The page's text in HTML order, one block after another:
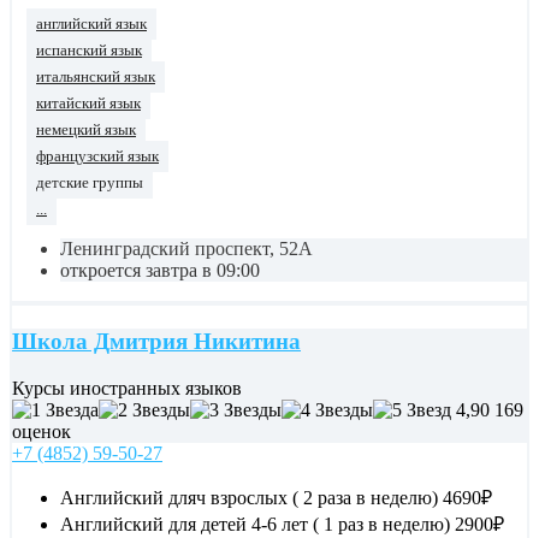
английский язык
испанский язык
итальянский язык
китайский язык
немецкий язык
французский язык
детские группы
...
Ленинградский проспект, 52А
откроется завтра в 09:00
Школа Дмитрия Никитина
Курсы иностранных языков
4,90 169
оценок
+7 (4852) 59-50-27
Английский дляч взрослых ( 2 раза в неделю) 4690₽
Английский для детей 4-6 лет ( 1 раз в неделю) 2900₽